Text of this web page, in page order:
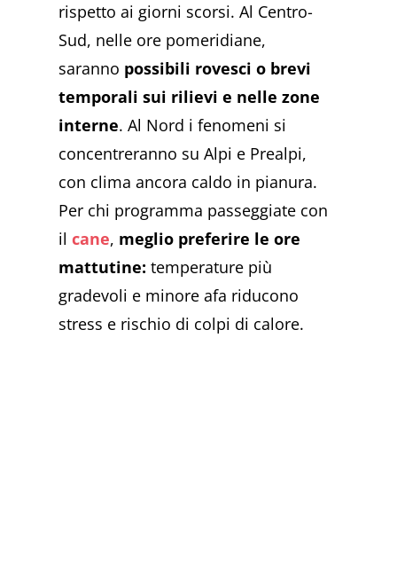
rispetto ai giorni scorsi. Al Centro-
Sud, nelle ore pomeridiane,
saranno possibili rovesci o brevi
temporali sui rilievi e nelle zone
interne. Al Nord i fenomeni si
concentreranno su Alpi e Prealpi,
con clima ancora caldo in pianura.
Per chi programma passeggiate con
ilcane, meglio preferire le ore
mattutine: temperature più
gradevoli e minore afa riducono
stress e rischio di colpi di calore.